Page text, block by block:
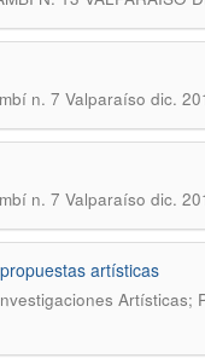
n. 7 Valparaíso dic.
n. 7 Valparaíso dic.
artísticas
Artísticas;